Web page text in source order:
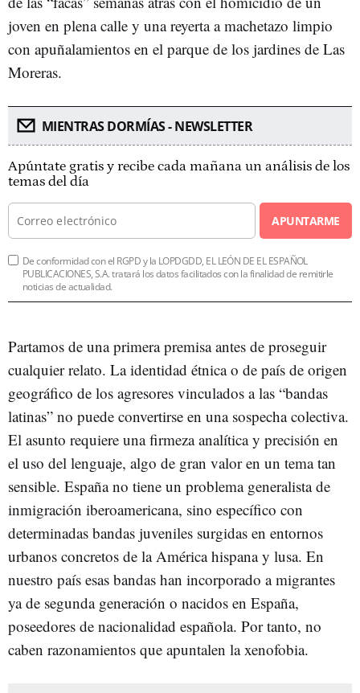
joven en plena calle y una reyerta a machetazo limpio
con apuñalamientos en el parque de los jardines de Las
Moreras.
MIENTRAS DORMÍAS - NEWSLETTER
Apúntate gratis y recibe cada mañana un análisis de los
temas del día
APUNTARME
De conformidad con el RGPD y la LOPDGDD, EL LEÓN DE EL ESPAÑOL
PUBLICACIONES, S.A. tratará los datos facilitados con la finalidad de remitirle
noticias de actualidad.
Partamos de una primera premisa antes de proseguir
cualquier relato. La identidad étnica o de país de origen
geográfico de los agresores vinculados a las “bandas
latinas” no puede convertirse en una sospecha colectiva.
El asunto requiere una firmeza analítica y precisión en
el uso del lenguaje, algo de gran valor en un tema tan
sensible. España no tiene un problema generalista de
inmigración iberoamericana, sino específico con
determinadas bandas juveniles surgidas en entornos
urbanos concretos de la América hispana y lusa. En
nuestro país esas bandas han incorporado a migrantes
ya de segunda generación o nacidos en España,
poseedores de nacionalidad española. Por tanto, no
caben razonamientos que apuntalen la xenofobia.